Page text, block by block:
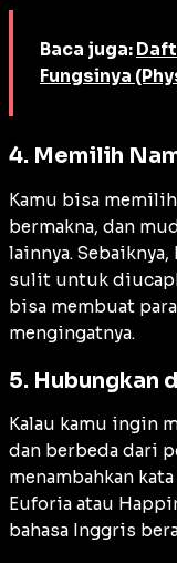
Baca juga:
Fungsinya
4. Memilih
Kamu bisa
bermakna, dan
lainnya.
sulit untuk
bisa membuat
mengingatnya.
5. Hubungkan
Kalau kamu ingin
dan berbeda dari
menambahkan
Euforia atau
bahasa Inggris